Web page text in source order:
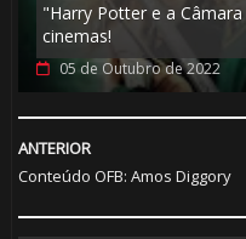
"Harry Potter e a
cinemas!
05 de Outubro de 2022
ANTERIOR
Conteúdo OFB: Amos Diggory